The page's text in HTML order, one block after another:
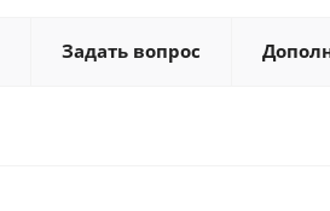
Задать вопрос